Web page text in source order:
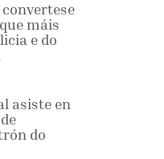
máis
e do
asiste en
do